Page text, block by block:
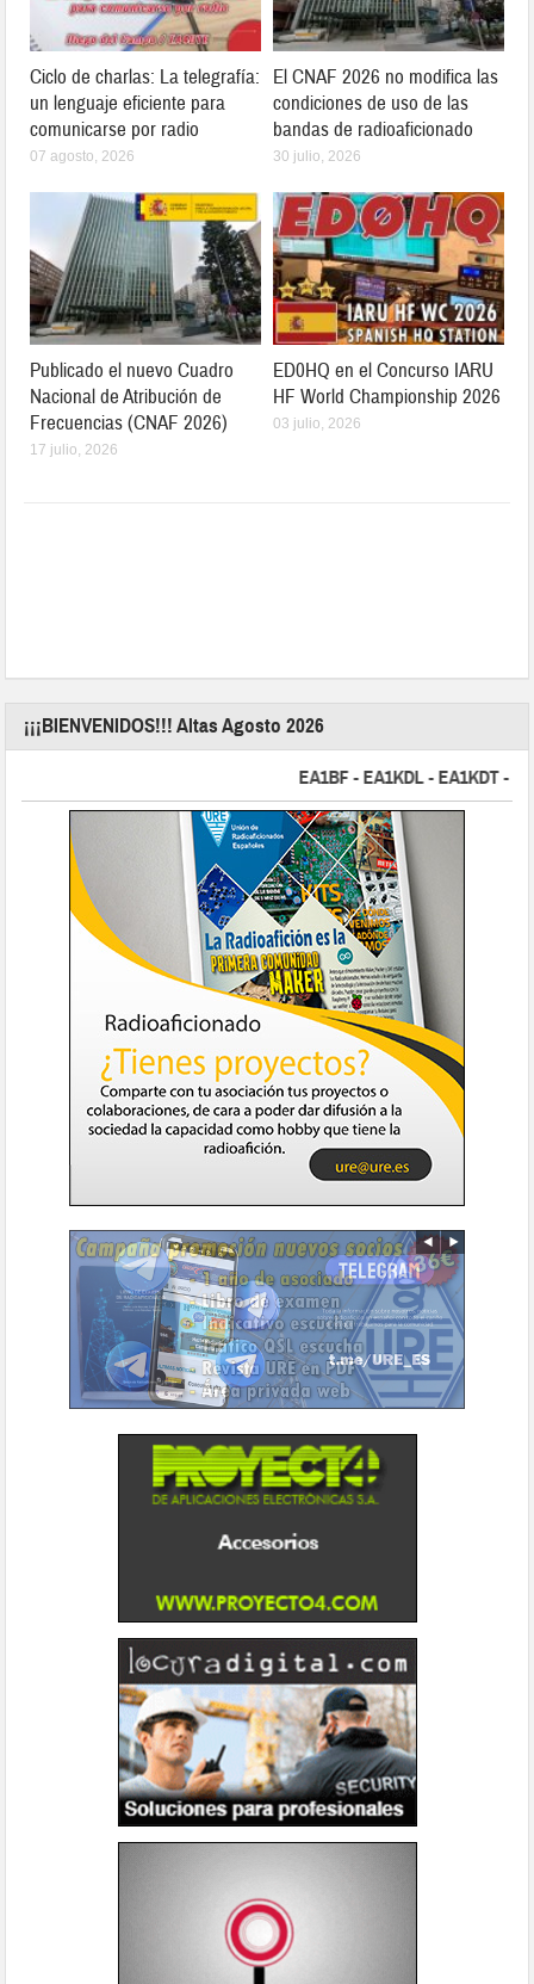
Ciclo de charlas: La telegrafía:
un lenguaje eficiente para
comunicarse por radio
07 agosto, 2026
El CNAF 2026 no modifica las
condiciones de uso de las
bandas de radioaficionado
30 julio, 2026
Publicado el nuevo Cuadro
Nacional de Atribución de
Frecuencias (CNAF 2026)
17 julio, 2026
ED0HQ en el Concurso IARU
HF World Championship 2026
03 julio, 2026
¡¡¡BIENVENIDOS!!! Altas Agosto 2026
EA1BF - EA1KDL - EA1KDT -